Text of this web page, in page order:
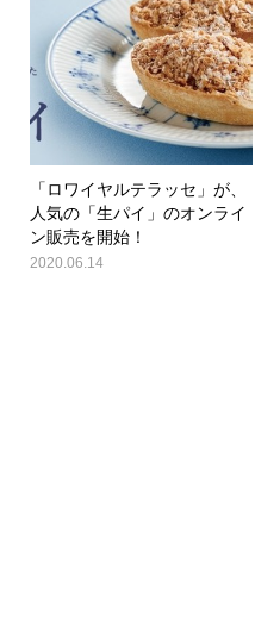
「ロワイヤルテラッセ」が、
人気の「生パイ」のオンライ
ン販売を開始！
2020.06.14